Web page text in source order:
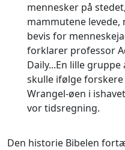
mennesker på
mammutene
bevis for
forklarer professor
Daily...En lille
skulle ifølge forskere
Wrangel-øen i
vor tidsregning.
Den historie Bibelen